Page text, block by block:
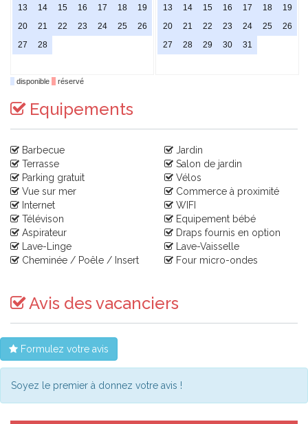
13 14 15 16 17 18
19
20
21 22 23 24 25
26
27
28
13 14 15 16 17 18
19
20
21 22 23 24 25
26
27
28 29 30 31
disponible réservé
Equipements
Barbecue
Jardin
Terrasse
Salon de jardin
Parking gratuit
Vélos
Vue sur mer
Commerce à proximité
Internet
WIFI
Télévison
Equipement bébé
Aspirateur
Draps fournis en option
Lave-Linge
Lave-Vaisselle
Cheminée / Poêle / Insert
Four micro-ondes
Avis des vacanciers
Formulez votre avis
Soyez le premier à donnez votre avis !